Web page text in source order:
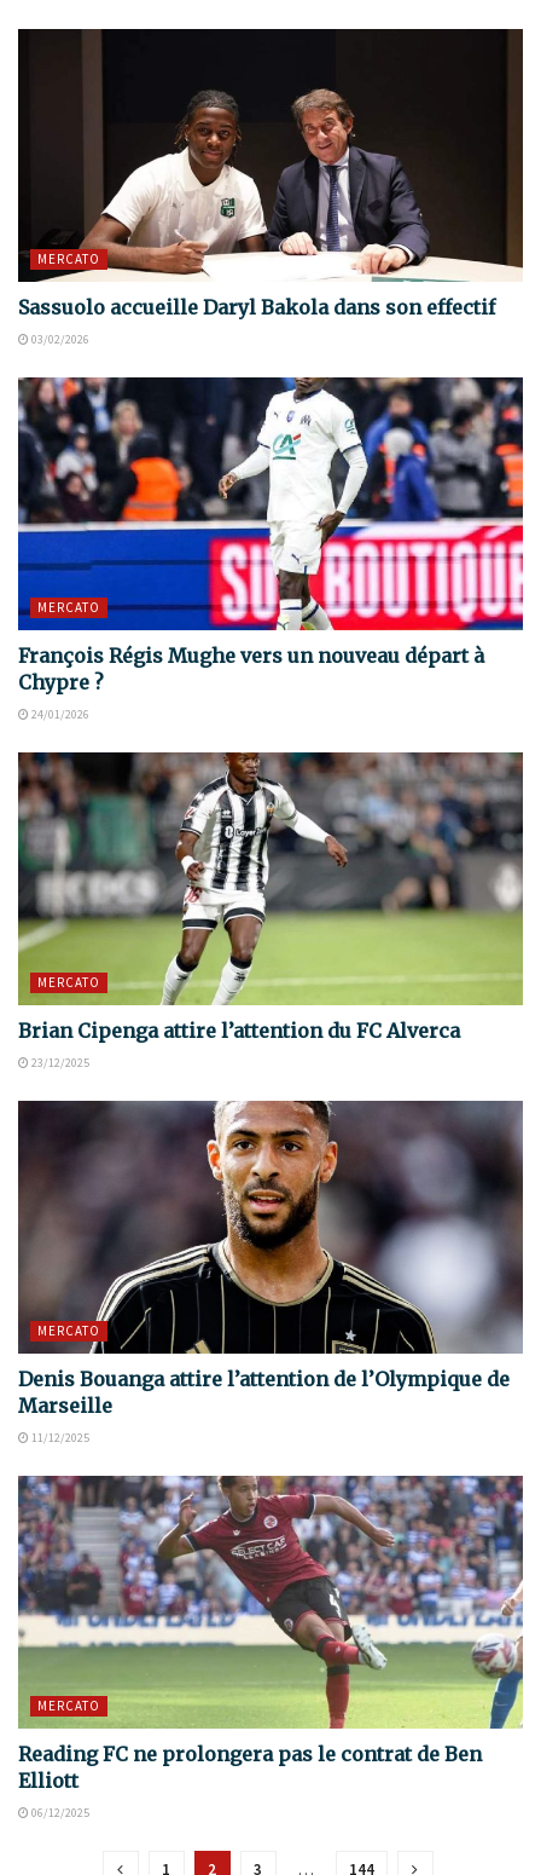
MERCATO
Sassuolo accueille Daryl Bakola dans son effectif
03/02/2026
MERCATO
François Régis Mughe vers un nouveau départ à
Chypre ?
24/01/2026
MERCATO
Brian Cipenga attire l’attention du FC Alverca
23/12/2025
MERCATO
Denis Bouanga attire l’attention de l’Olympique de
Marseille
11/12/2025
MERCATO
Reading FC ne prolongera pas le contrat de Ben
Elliott
06/12/2025
1 2 3 … 144